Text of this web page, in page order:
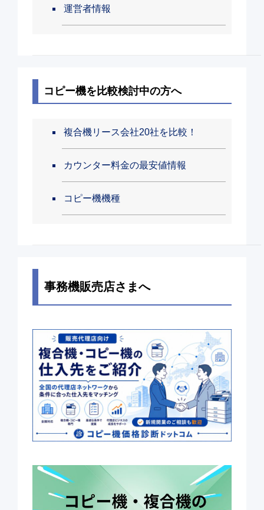
運営者情報
コピー機を比較検討中の方へ
複合機リース会社20社を比較！
カウンター料金の最安値情報
コピー機機種
事務機販売店さまへ